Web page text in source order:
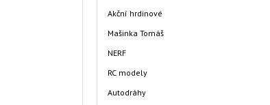
Akční hrdinové
Mašinka Tomáš
NERF
RC modely
Autodráhy